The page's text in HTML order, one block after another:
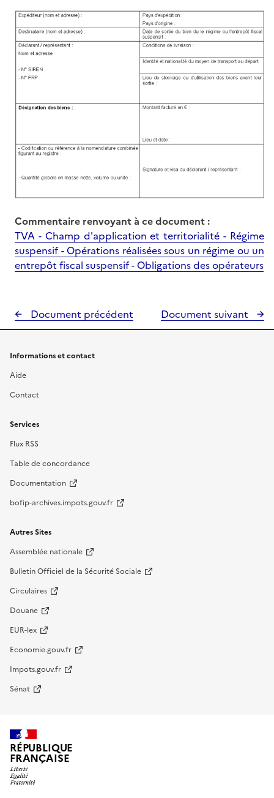
Commentaire renvoyant à ce document :
TVA - Champ d'application et territorialité - Régime
suspensif - Opérations réalisées sous un régime ou un
entrepôt fiscal suspensif - Obligations des opérateurs
Document précédent Document suivant
Informations et contact
Aide
Contact
Services
Flux RSS
Table de concordance
Documentation
bofip-archives.impots.gouv.fr
Autres Sites
Assemblée nationale
Bulletin Officiel de la Sécurité Sociale
Circulaires
Douane
EUR-lex
Economie.gouv.fr
Impots.gouv.fr
Sénat
RÉPUBLIQUE
FRANÇAISE